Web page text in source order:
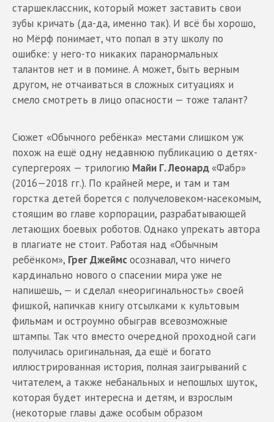
старшеклассник, который может заставить свои
зубы кричать (да-да, именно так). И всё бы хорошо,
но Мёрф понимает, что попал в эту школу по
ошибке: у него-то никаких паранормальных
талантов нет и в помине. А может, быть верным
другом, не отчаиваться в сложных ситуациях и
смело смотреть в лицо опасности — тоже талант?
Сюжет «Обычного ребёнка» местами слишком уж
похож на ещё одну недавнюю публикацию о детях-
супергероях — трилогию Майи Г. Леонард«Фабр»
(2016—2018 гг.). По крайней мере, и там и там
горстка детей борется с получеловеком-насекомым,
стоящим во главе корпорации, разрабатывающей
летающих боевых роботов. Однако упрекать автора
в плагиате не стоит. Работая над «Обычным
ребёнком», Грег Джеймсосознавал, что ничего
кардинально нового о спасении мира уже не
напишешь, — и сделал «неоригинальность» своей
фишкой, напичкав книгу отсылками к культовым
фильмам и остроумно обыграв всевозможные
штампы. Так что вместо очередной проходной саги
получилась оригинальная, да ещё и богато
иллюстрированная история, полная заигрываний с
читателем, а также небанальных и непошлых шуток,
которая будет интересна и детям, и взрослым
(некоторые главы даже особым образом